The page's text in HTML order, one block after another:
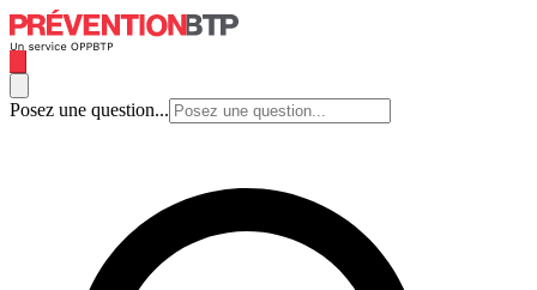
Posez une question...